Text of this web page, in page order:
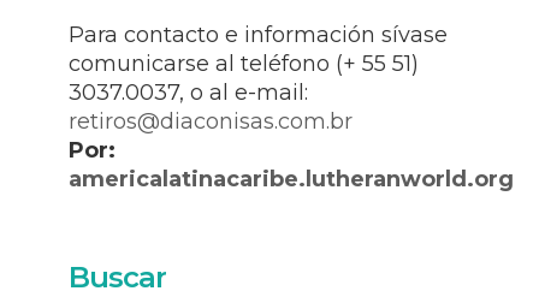
Para contacto e información sívase
comunicarse al teléfono (+ 55 51)
3037.0037, o al e-mail:
retiros@diaconisas.com.br
Por:
americalatinacaribe.lutheranworld.org
Buscar